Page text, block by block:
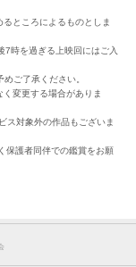
ところによるものとしま
7時を過ぎる上映回にはご入
ご了承ください。
変更する場合がありま
ス対象外の作品もございま
護者同伴での鑑賞をお願